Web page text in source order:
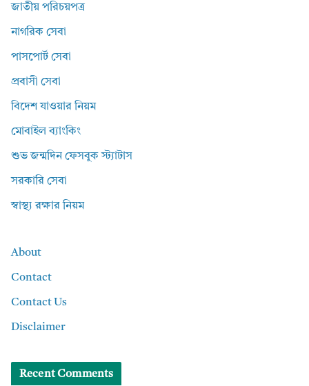
জাতীয় পরিচয়পত্র
নাগরিক সেবা
পাসপোর্ট সেবা
প্রবাসী সেবা
বিদেশ যাওয়ার নিয়ম
মোবাইল ব্যাংকিং
শুভ জন্মদিন ফেসবুক স্ট্যাটাস
সরকারি সেবা
স্বাস্থ্য রক্ষার নিয়ম
About
Contact
Contact Us
Disclaimer
Recent Comments